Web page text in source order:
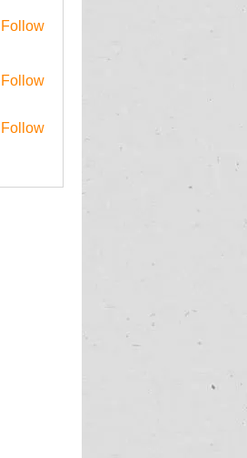
Follow
Follow
Follow